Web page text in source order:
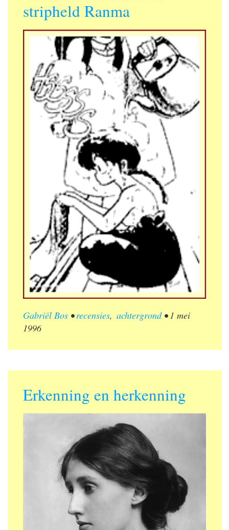
stripheld Ranma
Gabriël Bos •recensies, achtergrond•1 mei
1996
Erkenning en herkenning